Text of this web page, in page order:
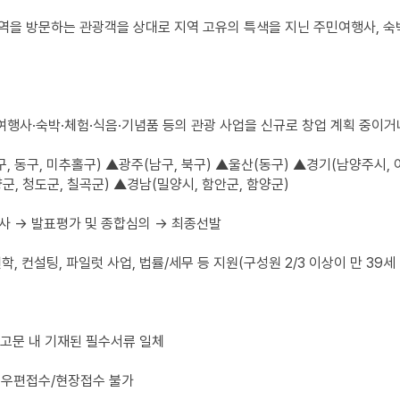
방문하는 관광객을 상대로 지역 고유의 특색을 지닌 주민여행사,
·숙박·체험·식음·기념품 등의 관광 사업을 신규로 창업 계획 중이
동구, 미추홀구) ▲광주(남구, 북구) ▲울산(동구) ▲경기(남양주
청도군, 칠곡군) ▲경남(밀양시, 함안군, 함양군)
→ 발표평가 및 종합심의 → 최종선발
컨설팅, 파일럿 사업, 법률/세무 등 지원(구성원 2/3 이상이 만 39
내 기재된 필수서류 일체
접수/현장접수 불가